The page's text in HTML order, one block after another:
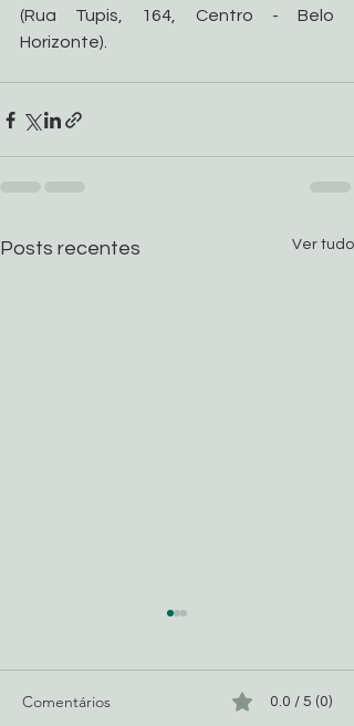
(Rua Tupis, 164, Centro - Belo
Horizonte).
Posts recentes Ver tudo
Comentários 0.0 / 5 (0)